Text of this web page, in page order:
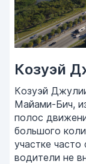
Козуэй
Козуэй
Майами-Бич,
полос
большого
участке
водители не